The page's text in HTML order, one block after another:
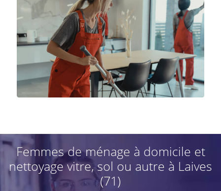
Femmes de ménage à domicile et
nettoyage vitre, sol ou autre à Laives
(71)